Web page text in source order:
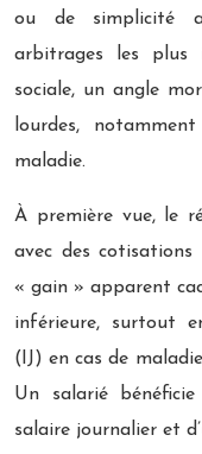
ou de simplicité
arbitrages les plus
sociale, un angle
lourdes,
maladie.
À première vue, le
avec des cotisations
« gain » apparent
inférieure, surtout
(IJ) en cas de
Un salarié
salaire journalier et